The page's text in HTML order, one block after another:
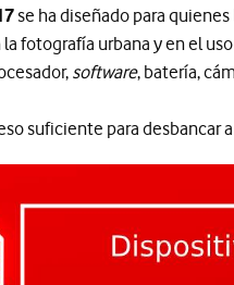
se ha diseñado para
fotografía urbana y en el
software, batería,
suficiente para desbancar